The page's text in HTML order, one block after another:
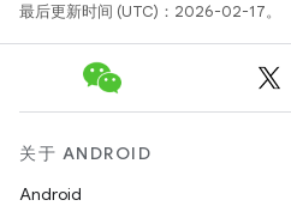
最后更新时间 (UTC)：2026-02-17。
关于 ANDROID
Android